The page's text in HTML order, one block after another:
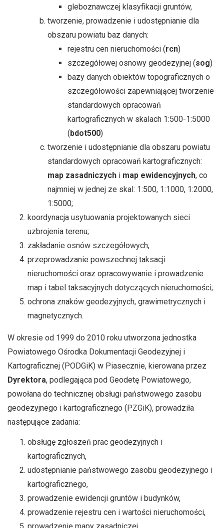
gleboznawczej klasyfikacji gruntów,
tworzenie, prowadzenie i udostępnianie dla
obszaru powiatu baz danych:
rejestru cen nieruchomości (rcn)
szczegółowej osnowy geodezyjnej (sog)
bazy danych obiektów topograficznych o
szczegółowości zapewniającej tworzenie
standardowych opracowań
kartograficznych w skalach 1:500-1:5000
(bdot500)
tworzenie i udostępnianie dla obszaru powiatu
standardowych opracowań kartograficznych:
map zasadniczych i map ewidencyjnych, co
najmniej w jednej ze skal: 1:500, 1:1000, 1:2000,
1:5000;
koordynacja usytuowania projektowanych sieci
uzbrojenia terenu;
zakładanie osnów szczegółowych;
przeprowadzanie powszechnej taksacji
nieruchomości oraz opracowywanie i prowadzenie
map i tabel taksacyjnych dotyczących nieruchomości;
ochrona znaków geodezyjnych, grawimetrycznych i
magnetycznych.
W okresie od 1999 do 2010 roku utworzona jednostka
Powiatowego Ośrodka Dokumentacji Geodezyjnej i
Kartograficznej (PODGiK) w Piasecznie, kierowana przez
Dyrektora, podlegająca pod Geodetę Powiatowego,
powołana do technicznej obsługi państwowego zasobu
geodezyjnego i kartograficznego (PZGiK), prowadziła
następujące zadania:
obsługę zgłoszeń prac geodezyjnych i
kartograficznych,
udostępnianie państwowego zasobu geodezyjnego i
kartograficznego,
prowadzenie ewidencji gruntów i budynków,
prowadzenie rejestru cen i wartości nieruchomości,